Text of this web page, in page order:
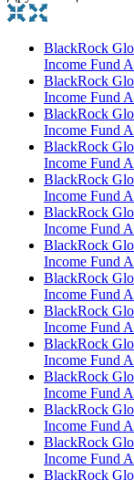
BlackRock
Income Fund
BlackRock
Income Fund
BlackRock
Income Fund
BlackRock
Income Fund
BlackRock
Income Fund
BlackRock
Income Fund
BlackRock
Income Fund
BlackRock
Income Fund
BlackRock
Income Fund
BlackRock
Income Fund
BlackRock
Income Fund
BlackRock
Income Fund
BlackRock
Income Fund
BlackRock